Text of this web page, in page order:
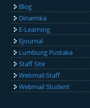
Blog
Dinamika
E-Learning
Ejournal
Lumbung Pustaka
Staff Site
Webmail Staff
Webmail Student